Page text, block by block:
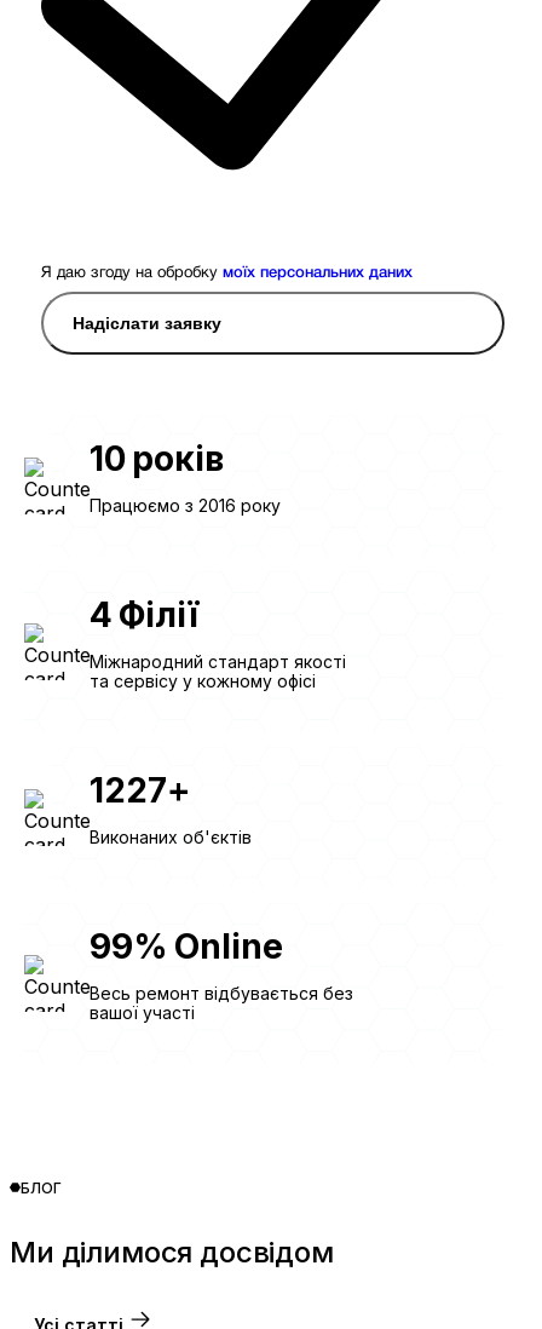
Я даю згоду на обробку моїх персональних даних
Надіслати заявку
10 років
Працюємо з 2016 року
4 Філії
Міжнародний стандарт якості
та сервісу у кожному офісі
1227+
Виконаних об'єктів
99% Online
Весь ремонт відбувається без
вашої участі
БЛОГ
Ми ділимося досвідом
Усі статті